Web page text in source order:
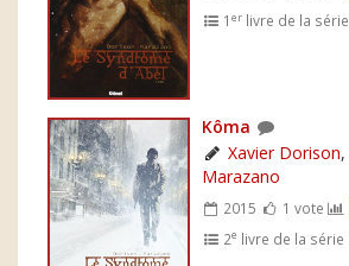
1er livre de la série
Kôma
Xavier Dorison,
Marazano
2015 1 vote
2e livre de la série